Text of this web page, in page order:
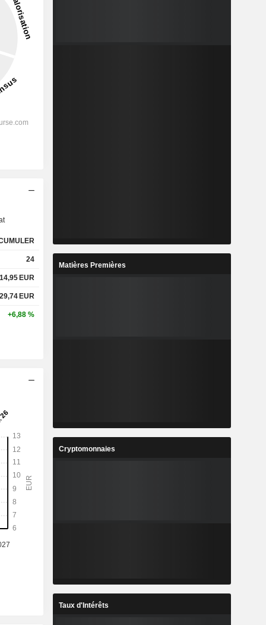
24
EUR
EUR
+6,88 %
Matières Premières
Cryptomonnaies
Taux d'Intérêts